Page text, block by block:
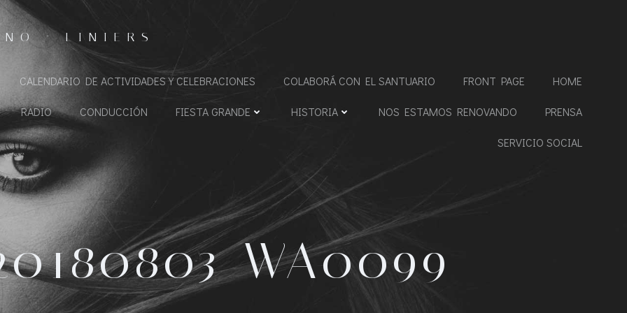
· LINIERS
CALENDARIO DE ACTIVIDADES Y CELEBRACIONES COLABORÁ CON EL SANTUARIO FRONT PAGE HOME
RADIO CONDUCCIÓN FIESTA GRANDE HISTORIA NOS ESTAMOS RENOVANDO PRENSA
SERVICIO SOCIAL
WA0099